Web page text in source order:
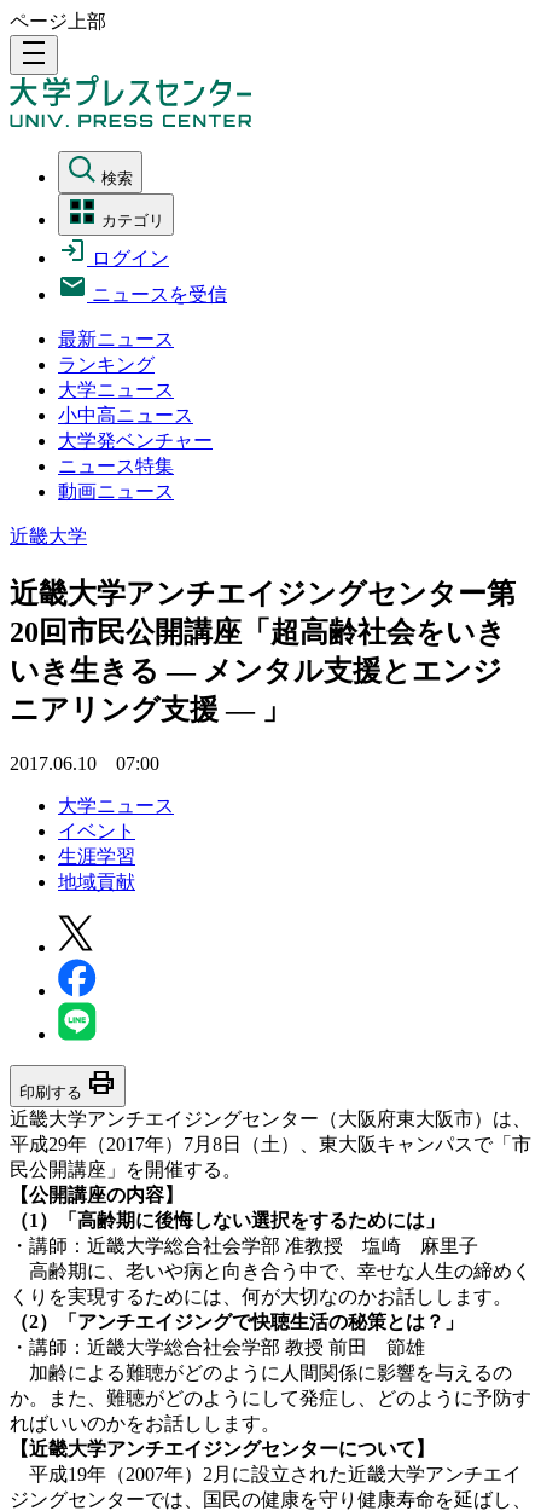
ページ上部
density_medium
検索
カテゴリ
ログイン
ニュースを受信
最新ニュース
ランキング
大学ニュース
小中高ニュース
大学発ベンチャー
ニュース特集
動画ニュース
近畿大学
近畿大学アンチエイジングセンター第
20回市民公開講座「超高齢社会をいき
いき生きる — メンタル支援とエンジ
ニアリング支援 — 」
2017.06.10 07:00
大学ニュース
イベント
生涯学習
地域貢献
印刷する print
近畿大学アンチエイジングセンター（大阪府東大阪市）は、
平成29年（2017年）7月8日（土）、東大阪キャンパスで「市
民公開講座」を開催する。
【公開講座の内容】
（1）「高齢期に後悔しない選択をするためには」
・講師：近畿大学総合社会学部 准教授 塩崎 麻里子
高齢期に、老いや病と向き合う中で、幸せな人生の締めく
くりを実現するためには、何が大切なのかお話しします。
（2）「アンチエイジングで快聴生活の秘策とは？」
・講師：近畿大学総合社会学部 教授 前田 節雄
加齢による難聴がどのように人間関係に影響を与えるの
か。また、難聴がどのようにして発症し、どのように予防す
ればいいのかをお話しします。
【近畿大学アンチエイジングセンターについて】
平成19年（2007年）2月に設立された近畿大学アンチエイ
ジングセンターでは、国民の健康を守り健康寿命を延ばし、